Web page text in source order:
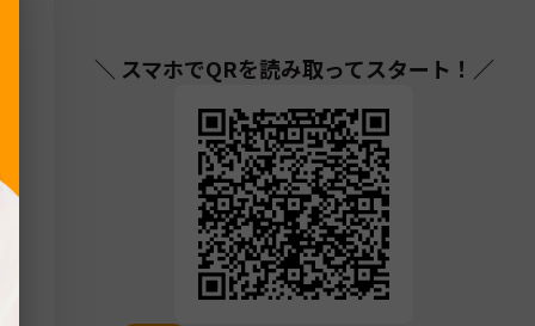
＼ スマホでQRを読み取ってスタート！／